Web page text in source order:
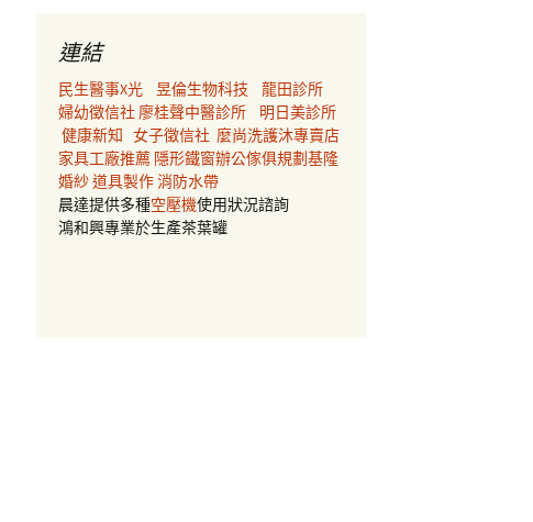
連結
民生醫事X光 昱倫生物科技
龍田診所
婦幼徵信社 廖桂聲中醫診所
明日美診所
健康新知 女子徵信社 麼尚洗護沐專賣店
家具工廠推薦 隱形鐵窗辦公傢俱規劃基隆
婚紗道具製作消防水帶
晨達提供多種空壓機使用狀況諮詢
鴻和興專業於生產茶葉罐